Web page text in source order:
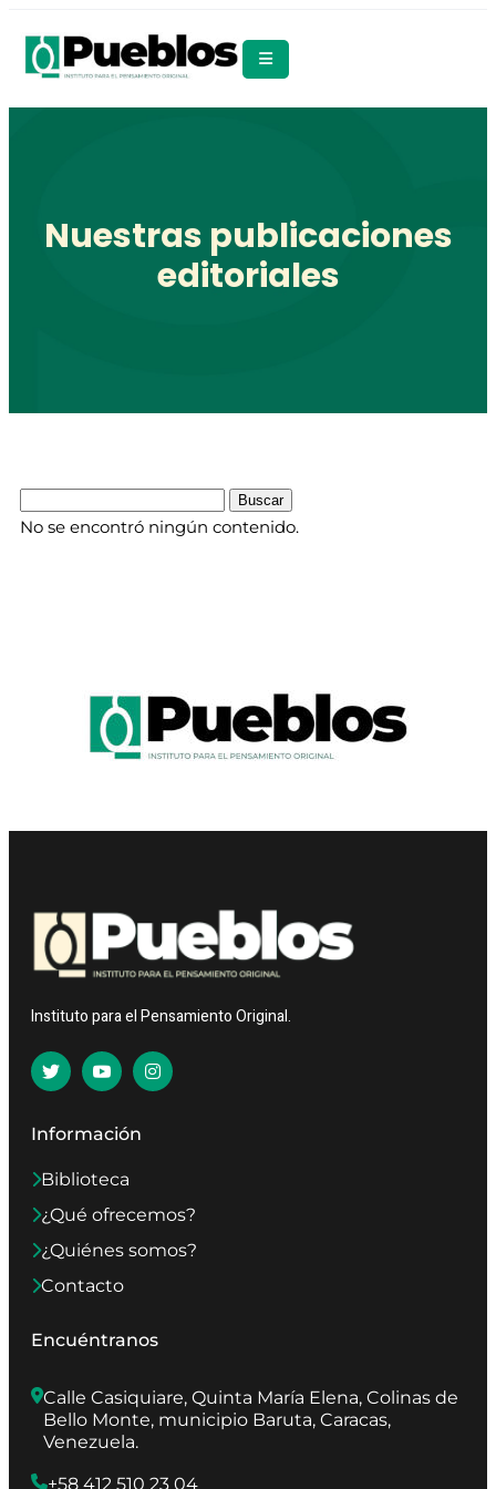
Nuestras publicaciones
editoriales
No se encontró ningún contenido.
Instituto para el Pensamiento Original.
Información
Biblioteca
¿Qué ofrecemos?
¿Quiénes somos?
Contacto
Encuéntranos
Calle Casiquiare, Quinta María Elena, Colinas de
Bello Monte, municipio Baruta, Caracas,
Venezuela.
+58 412 510 23 04